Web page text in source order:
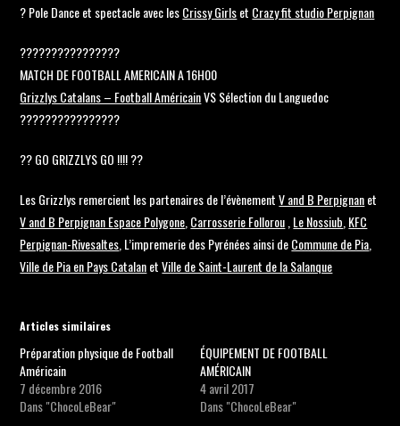
? Pole Dance et spectacle avec lesCrissy Girlset Crazy fit studio Perpignan
????????????????
MATCH DE FOOTBALL AMERICAIN A 16H00
Grizzlys Catalans – Football AméricainVS Sélection du Languedoc
????????????????
?? GO GRIZZLYS GO !!!! ??
Les Grizzlys remercient les partenaires de l’évènementV and B Perpignanet
V and B Perpignan Espace Polygone Carrosserie Follorou Le Nossiub KFC
Perpignan-Rivesaltes , L’impremerie des Pyrénées ainsi deCommune de Pia
Ville de Pia en Pays CatalanetVille de Saint-Laurent de la Salanque
Articles similaires
Préparation physique de Football
Américain
7 décembre 2016
Dans "ChocoLeBear"
ÉQUIPEMENT DE FOOTBALL
AMÉRICAIN
4 avril 2017
Dans "ChocoLeBear"